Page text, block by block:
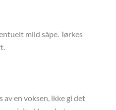
mild såpe. Tørkes
av en voksen, ikke gi det